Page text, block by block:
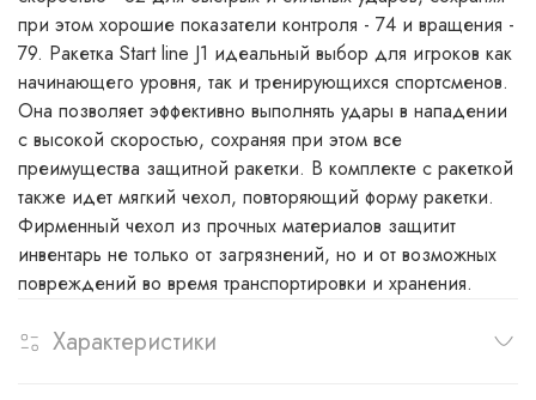
при этом хорошие показатели контроля - 74 и вращения -
79. Ракетка Start line J1 идеальный выбор для игроков как
начинающего уровня, так и тренирующихся спортсменов.
Она позволяет эффективно выполнять удары в нападении
c высокой скоростью, сохраняя при этом все
преимущества защитной ракетки. В комплекте с ракеткой
также идет мягкий чехол, повторяющий форму ракетки.
Фирменный чехол из прочных материалов защитит
инвентарь не только от загрязнений, но и от возможных
повреждений во время транспортировки и хранения.
Характеристики